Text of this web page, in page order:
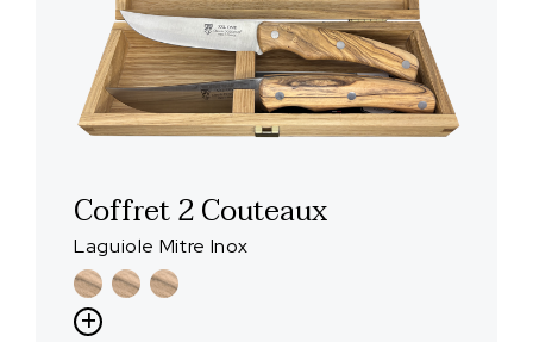
Coffret 2 Couteaux
Laguiole Mitre Inox